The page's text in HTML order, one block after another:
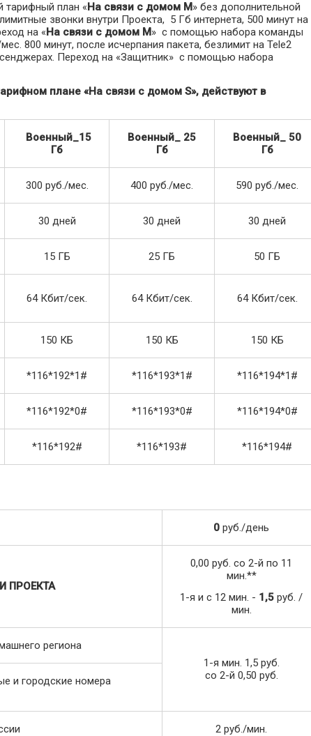
тарифный план «На связи с домом M» без дополнительной
звонки внутри Проекта, 5 Гб интернета, 500 минут на
на «На связи с домом M» с помощью набора команды
800 минут, после исчерпания пакета, безлимит на Tele2
Переход на «Защитник» с помощью набора
плане «На связи с домом S», действуют в
Военный_15
Гб
Военный_ 25
Гб
Военный_ 50
Гб
300 руб./мес. 400 руб./мес. 590 руб./мес.
30 дней 30 дней 30 дней
15 ГБ 25 ГБ 50 ГБ
64 Кбит/сек. 64 Кбит/сек. 64 Кбит/сек.
150 КБ 150 КБ 150 КБ
*116*192*1# *116*193*1# *116*194*1#
*116*192*0# *116*193*0# *116*194*0#
*116*192# *116*193# *116*194#
0 руб./день
ПРОЕКТА
0,00 руб. со 2-й по 11
мин.**
1-я и с 12 мин. - 1,5 руб. /
мин.
региона
1-я мин. 1,5 руб.
со 2-й 0,50 руб.
и городские номера
2 руб./мин.